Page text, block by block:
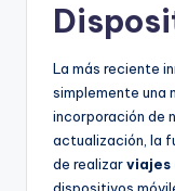
La más reciente
simplemente una
incorporación de
actualización, la
de realizarviajes